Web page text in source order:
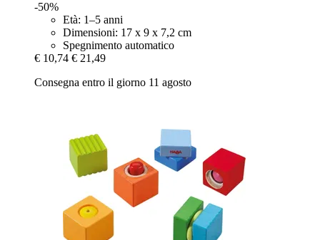
-50%
Età: 1–5 anni
Dimensioni: 17 x 9 x 7,2 cm
Spegnimento automatico
€ 10,74 € 21,49
Consegna entro il giorno 11 agosto